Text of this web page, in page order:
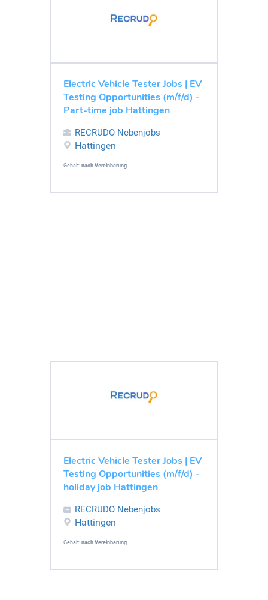
Electric Vehicle Tester Jobs | EV
Testing Opportunities (m/f/d) -
Part-time job Hattingen
RECRUDO Nebenjobs
Hattingen
Gehalt: nach Vereinbarung
Electric Vehicle Tester Jobs | EV
Testing Opportunities (m/f/d) -
holiday job Hattingen
RECRUDO Nebenjobs
Hattingen
Gehalt: nach Vereinbarung